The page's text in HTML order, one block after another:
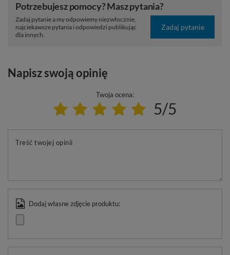
Potrzebujesz pomocy? Masz pytania?
Zadaj pytanie a my odpowiemy niezwłocznie,
najciekawsze pytania i odpowiedzi publikując
dla innych.
Zadaj pytanie
Napisz swoją opinię
Twoja ocena:
5/5
Treść twojej opinii
Dodaj własne zdjęcie produktu: